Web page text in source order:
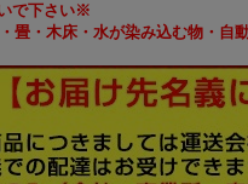
で下さい※
畳・木床・水が染み込む物・自動